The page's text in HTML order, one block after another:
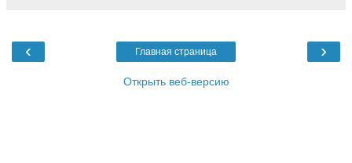
‹ ›
Главная страница
Открыть веб-версию